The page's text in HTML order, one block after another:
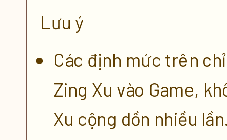
Lưu ý
Các định mức trên
Zing Xu vào Game,
Xu cộng dồn nhiều